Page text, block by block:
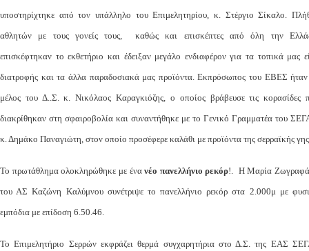
υποστηρίχτηκε από τον υπάλληλο του Επιμελητηρίου, κ. Στέργιο Σίκαλο.
αθλητών με τους γονείς τους, καθώς και επισκέπτες από όλη την
επισκέφτηκαν το εκθετήριο και έδειξαν μεγάλο ενδιαφέρον για τα τοπικά μας
διατροφής και τα άλλα παραδοσιακά μας προϊόντα. Εκπρόσωπος του ΕΒΕΣ
μέλος του Δ..Σ. κ. Νικόλαος Καραγκιόζης, ο οποίος βράβευσε τις κορασίδες
διακρίθηκαν στη σφαιροβολία και συναντήθηκε με το Γενικό Γραμματέα του
κ. Δημάκο Παναγιώτη, στον οποίο προσέφερε καλάθι με προϊόντα της σερραϊκής
Το πρωτάθλημα ολοκληρώθηκε με ένανέο πανελλήνιο ρεκόρ!. Η Μαρία
του ΑΣ Καζώνη Καλύμνου συνέτριψε το πανελλήνιο ρεκόρ στα 2.000μ με
εμπόδια με επίδοση 6.50.46.
Το Επιμελητήριο Σερρών εκφράζει θερμά συγχαρητήρια στο Δ.Σ. της ΕΑΣ